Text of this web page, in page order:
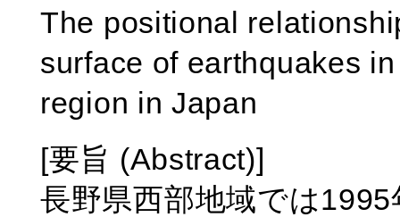
The positional
surface of earthquakes
region in Japan
[要旨 (Abstract)]
長野県西部地域では